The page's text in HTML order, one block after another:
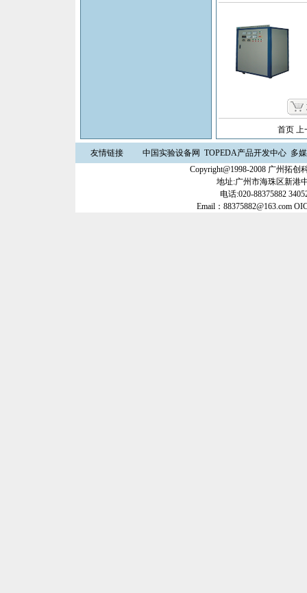
首页
友情链接 中国实验设备网 TOPEDA产品开发中心 多
Copyright@1998-2008 广州拓
地址:广州市海珠区新港
电话:020-88375882
Email：88375882@163.com